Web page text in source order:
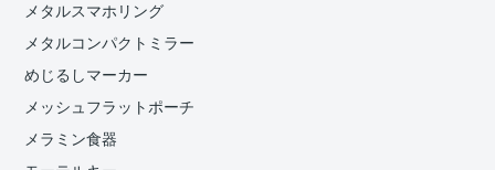
メタルスマホリング
メタルコンパクトミラー
めじるしマーカー
メッシュフラットポーチ
メラミン食器